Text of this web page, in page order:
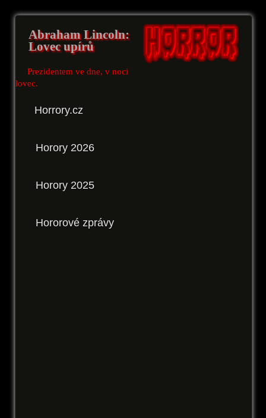
Abraham Lincoln:
Lovec upírů
Prezidentem ve dne, v noci
lovec.
Horrory.cz
Horory 2026
Horory 2025
Hororové zprávy